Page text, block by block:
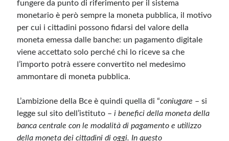
fungere da punto di riferimento per il sistema
monetario è però sempre la moneta pubblica, il motivo
per cui i cittadini possono fidarsi del valore della
moneta emessa dalle banche: un pagamento digitale
viene accettato solo perché chi lo riceve sa che
l’importo potrà essere convertito nel medesimo
ammontare di moneta pubblica.
L’ambizione della Bce è quindi quella di “coniugare – si
legge sul sito dell’istituto – i benefici della moneta della
banca centrale con le modalità di pagamento e utilizzo
della moneta dei cittadini di oggi. In questo